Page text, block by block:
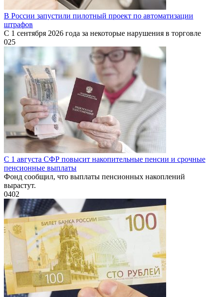
В России запустили пилотный проект по автоматизации
штрафов
С 1 сентября 2026 года за некоторые нарушения в торговле
025
С 1 августа СФР повысит накопительные пенсии и срочные
пенсионные выплаты
Фонд сообщил, что выплаты пенсионных накоплений
вырастут.
0402